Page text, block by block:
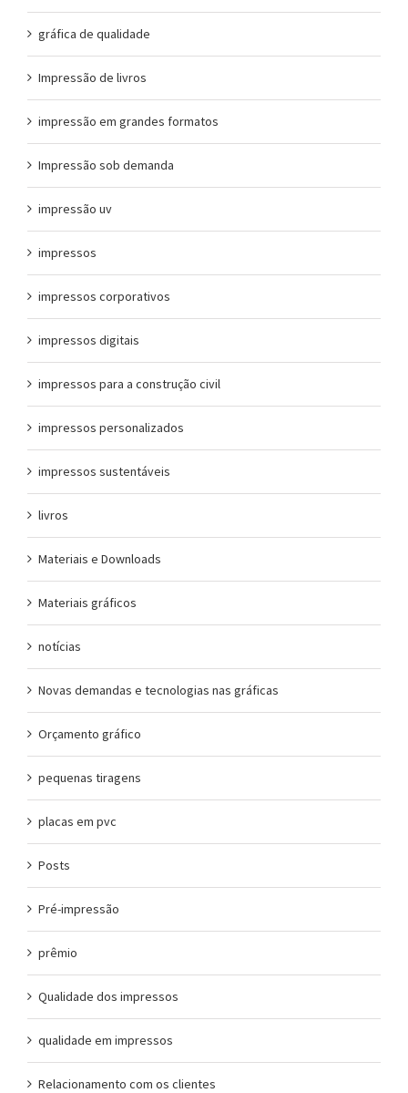
gráfica de qualidade
Impressão de livros
impressão em grandes formatos
Impressão sob demanda
impressão uv
impressos
impressos corporativos
impressos digitais
impressos para a construção civil
impressos personalizados
impressos sustentáveis
livros
Materiais e Downloads
Materiais gráficos
notícias
Novas demandas e tecnologias nas gráficas
Orçamento gráfico
pequenas tiragens
placas em pvc
Posts
Pré-impressão
prêmio
Qualidade dos impressos
qualidade em impressos
Relacionamento com os clientes